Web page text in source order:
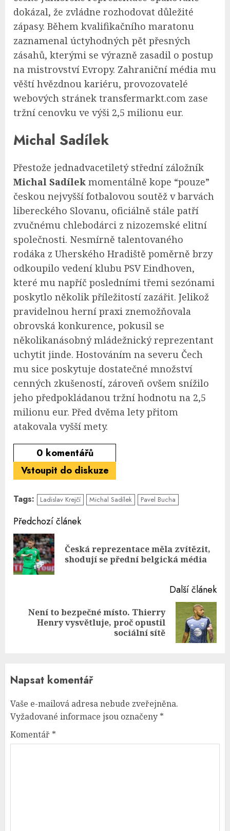
dokázal, že zvládne rozhodovat důležité
zápasy. Během kvalifikačního maratonu
zaznamenal úctyhodných pět přesných
zásahů, kterými se výrazně zasadil o postup
na mistrovství Evropy. Zahraniční média mu
věští hvězdnou kariéru, provozovatelé
webových stránek transfermarkt.com zase
tržní cenovku ve výši 2,5 milionu eur.
Michal Sadílek
Přestože jednadvacetiletý střední záložník
Michal Sadílek momentálně kope “pouze”
českou nejvyšší fotbalovou soutěž v barvách
libereckého Slovanu, oficiálně stále patří
zvučnému chlebodárci z nizozemské elitní
společnosti. Nesmírně talentovaného
rodáka z Uherského Hradiště poměrně brzy
odkoupilo vedení klubu PSV Eindhoven,
které mu napříč posledními třemi sezónami
poskytlo několik příležitostí zazářit. Jelikož
pravidelnou herní praxi znemožňovala
obrovská konkurence, pokusil se
několikanásobný mládežnický reprezentant
uchytit jinde. Hostováním na severu Čech
mu sice poskytuje dostatečné množství
cenných zkušeností, zároveň ovšem snížilo
jeho předpokládanou tržní hodnotu na 2,5
milionu eur. Před dvěma lety přitom
atakovala vyšší mety.
0 komentářů
Vstoupit do diskuze
Tags: Ladislav Krejčí Michal Sadílek Pavel Bucha
Continue
Reading
Předchozí článek
Česká reprezentace měla zvítězit,
shodují se přední belgická média
Další článek
Next
Není to bezpečné místo. Thierry
Henry vysvětluje, proč opustil
sociální sítě
Napsat komentář
Vaše e-mailová adresa nebude zveřejněna.
Vyžadované informace jsou označeny *
Komentář *